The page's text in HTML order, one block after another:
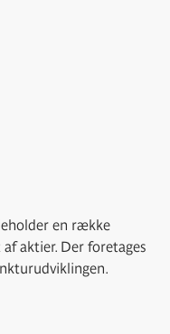
en række
aktier. Der foretages